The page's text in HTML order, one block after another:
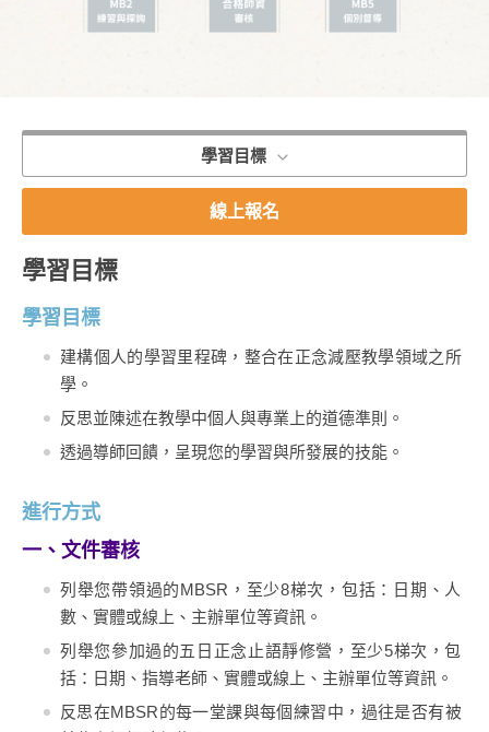
學習目標
線上報名
學習目標
學習目標
建構個人的學習里程碑，整合在正念減壓教學領域之所
學。
反思並陳述在教學中個人與專業上的道德準則。
透過導師回饋，呈現您的學習與所發展的技能。
進行方式
一、文件審核
列舉您帶領過的MBSR，至少8梯次，包括：日期、人
數、實體或線上、主辦單位等資訊。
列舉您參加過的五日正念止語靜修營，至少5梯次，包
括：日期、指導老師、實體或線上、主辦單位等資訊。
反思在MBSR的每一堂課與每個練習中，過往是否有被